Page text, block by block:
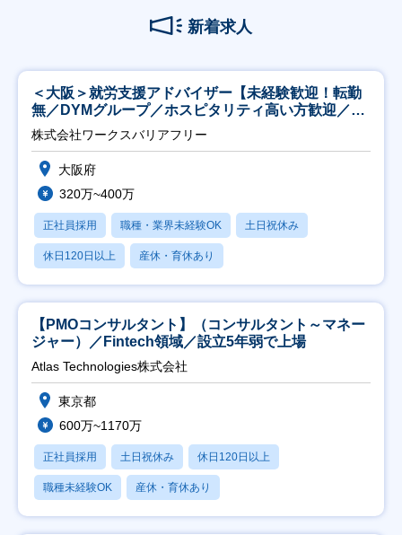
新着求人
＜大阪＞就労支援アドバイザー【未経験歓迎！転勤
無／DYMグループ／ホスピタリティ高い方歓迎／土
日祝】
株式会社ワークスバリアフリー
大阪府
320万~400万
正社員採用 職種・業界未経験OK 土日祝休み
休日120日以上 産休・育休あり
【PMOコンサルタント】（コンサルタント～マネー
ジャー）／Fintech領域／設立5年弱で上場
Atlas Technologies株式会社
東京都
600万~1170万
正社員採用 土日祝休み 休日120日以上
職種未経験OK 産休・育休あり